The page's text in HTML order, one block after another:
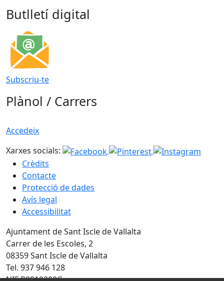
Butlletí digital
Subscriu-te
Plànol / Carrers
Accedeix
Xarxes socials:
Crèdits
Contacte
Protecció de dades
Avís legal
Accessibilitat
Ajuntament de Sant Iscle de Vallalta
Carrer de les Escoles, 2
08359 Sant Iscle de Vallalta
Tel. 937 946 128